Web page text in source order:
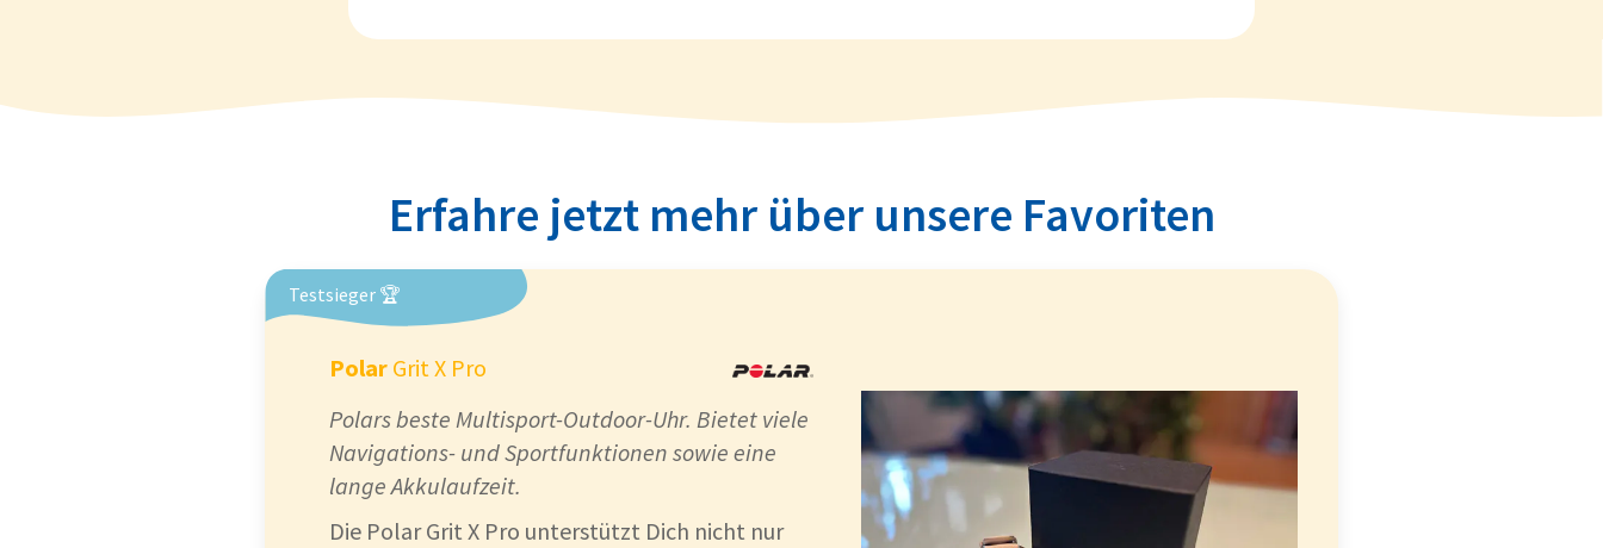
Erfahre jetzt mehr über unsere Favoriten
Testsieger 🏆
Polar Grit X Pro
Polars beste Multisport-Outdoor-Uhr. Bietet viele
Navigations- und Sportfunktionen sowie eine
lange Akkulaufzeit.
Die Polar Grit X Pro unterstützt Dich nicht nur